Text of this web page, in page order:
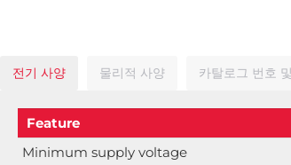
전기 사양 물리적 사양 카탈로그 번호
Feature
Minimum supply voltage